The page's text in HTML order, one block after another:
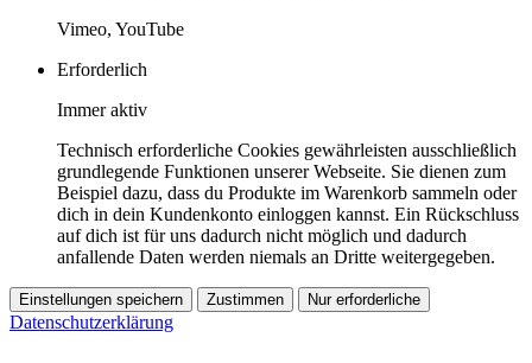
Vimeo, YouTube
Erforderlich
Immer aktiv
Technisch erforderliche Cookies gewährleisten ausschließlich
grundlegende Funktionen unserer Webseite. Sie dienen zum
Beispiel dazu, dass du Produkte im Warenkorb sammeln oder
dich in dein Kundenkonto einloggen kannst. Ein Rückschluss
auf dich ist für uns dadurch nicht möglich und dadurch
anfallende Daten werden niemals an Dritte weitergegeben.
Einstellungen speichern Zustimmen Nur erforderliche
Datenschutzerklärung